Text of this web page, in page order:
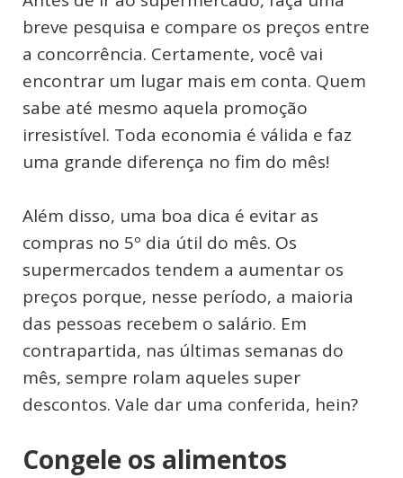
breve pesquisa e compare os preços entre
a concorrência. Certamente, você vai
encontrar um lugar mais em conta. Quem
sabe até mesmo aquela promoção
irresistível. Toda economia é válida e faz
uma grande diferença no fim do mês!
Além disso, uma boa dica é evitar as
compras no 5º dia útil do mês. Os
supermercados tendem a aumentar os
preços porque, nesse período, a maioria
das pessoas recebem o salário. Em
contrapartida, nas últimas semanas do
mês, sempre rolam aqueles super
descontos. Vale dar uma conferida, hein?
Congele os alimentos